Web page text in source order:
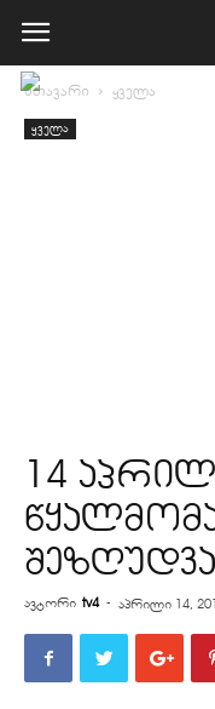
მთავარი ყველა
ყველა
14
შეზღუდვა
ავტორი tv4 - აპრილი 14,